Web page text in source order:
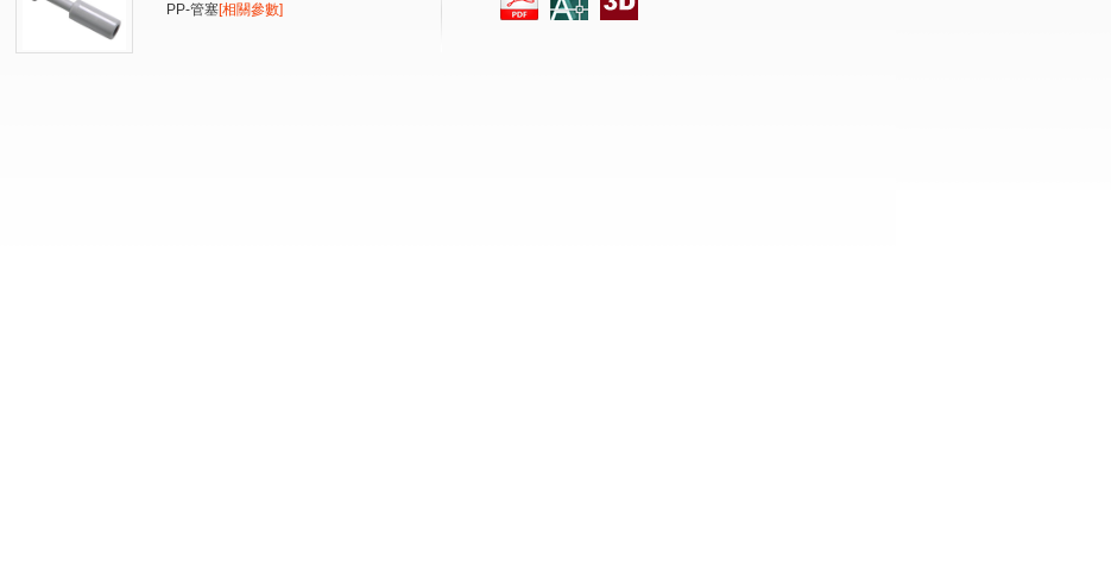
PP-管塞[相關參數]